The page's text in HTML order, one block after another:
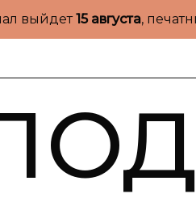
выйдет15 августа,